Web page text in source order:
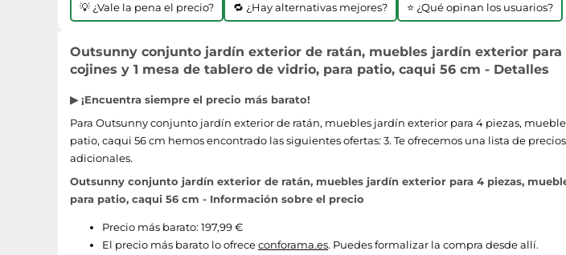
💡 ¿Vale la pena el precio? 🔁 ¿Hay alternativas mejores? ⭐ ¿Qué opinan los usuarios?
Outsunny conjunto jardín exterior de ratán, muebles jardín exterior para
cojines y 1 mesa de tablero de vidrio, para patio, caqui 56 cm - Detalles
▶ ¡Encuentra siempre el precio más barato!
Para Outsunny conjunto jardín exterior de ratán, muebles jardín exterior para 4 piezas,
patio, caqui 56 cm hemos encontrado las siguientes ofertas: 3. Te ofrecemos una lista de
adicionales.
Outsunny conjunto jardín exterior de ratán, muebles jardín exterior para 4 piezas,
para patio, caqui 56 cm - Información sobre el precio
Precio más barato: 197,99 €
El precio más barato lo ofrececonforama.es. Puedes formalizar la compra desde allí.